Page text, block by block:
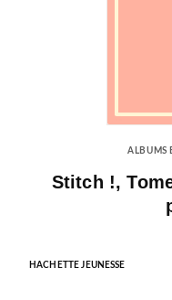
ALBUMS
Stitch !,
HACHETTE JEUNESSE